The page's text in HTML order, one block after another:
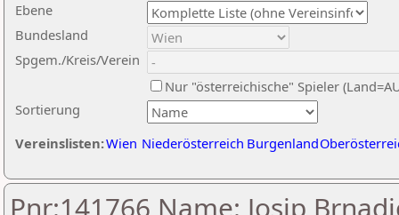
Ebene
Sortierung
Bundesland
Spgem./Kreis/Verein
Nur "österreichische" Spieler
Vereinslisten:Wien Niederösterreich Burgenland
Pnr:141766 Name: Josip